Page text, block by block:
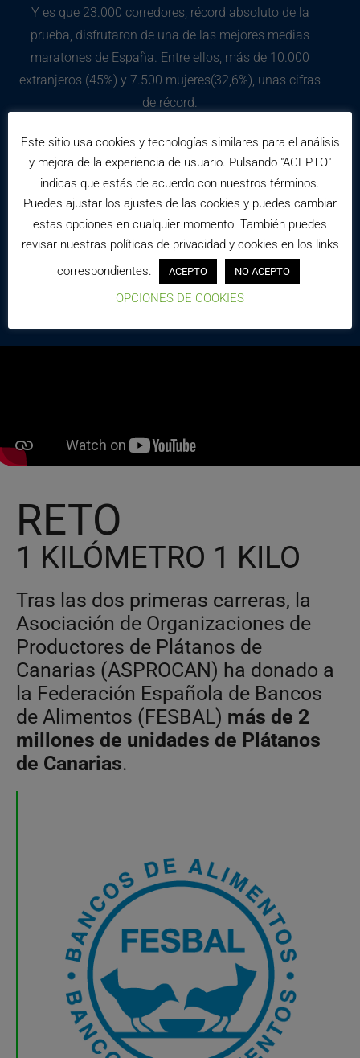
Y es que 23.000 corredores, récord absoluto de la
prueba, disfrutaron de una de las mejores medias
maratones de España. Entre ellos, más de 10.000
extranjeros (45%) y 7.500 mujeres(32,6%), unas cifras
de récord.
En esta ocasión fue nuestro embajador, Martín Fiz,
quien se enfundó la camiseta oficial del Circuito
Nacional de Running Plátano de Canarias para
volar sobre el asfalto de Barcelona y conseguir la
segunda de las monedas que le darán acceso a la
súper medalla final del circuito.
RETO
1 KILÓMETRO 1 KILO
Tras las dos primeras carreras, la
Asociación de Organizaciones de
Productores de Plátanos de
Canarias (ASPROCAN) ha donado a
la Federación Española de Bancos
de Alimentos (FESBAL) más de 2
millones de unidades de Plátanos
de Canarias.
Este sitio usa cookies y tecnologías similares para el análisis
y mejora de la experiencia de usuario. Pulsando "ACEPTO"
indicas que estás de acuerdo con nuestros términos.
Puedes ajustar los ajustes de las cookies y puedes cambiar
estas opciones en cualquier momento. También puedes
revisar nuestras políticas de privacidad y cookies en los links
correspondientes.
ACEPTO NO ACEPTO
OPCIONES DE COOKIES